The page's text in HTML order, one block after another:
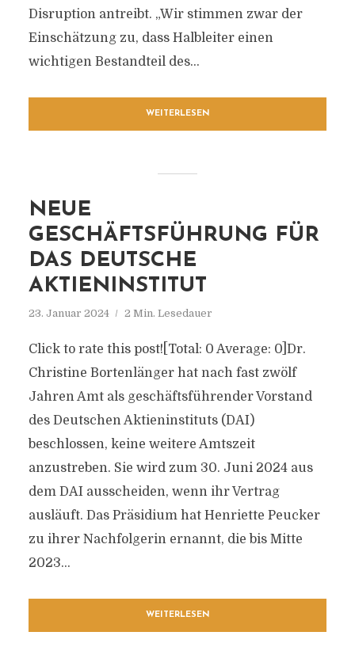
Disruption antreibt. „Wir stimmen zwar der
Einschätzung zu, dass Halbleiter einen
wichtigen Bestandteil des...
WEITERLESEN
NEUE
GESCHÄFTSFÜHRUNG FÜR
DAS DEUTSCHE
AKTIENINSTITUT
23. Januar 2024 2 Min. Lesedauer
Click to rate this post![Total: 0 Average: 0]Dr.
Christine Bortenlänger hat nach fast zwölf
Jahren Amt als geschäftsführender Vorstand
des Deutschen Aktieninstituts (DAI)
beschlossen, keine weitere Amtszeit
anzustreben. Sie wird zum 30. Juni 2024 aus
dem DAI ausscheiden, wenn ihr Vertrag
ausläuft. Das Präsidium hat Henriette Peucker
zu ihrer Nachfolgerin ernannt, die bis Mitte
2023...
WEITERLESEN